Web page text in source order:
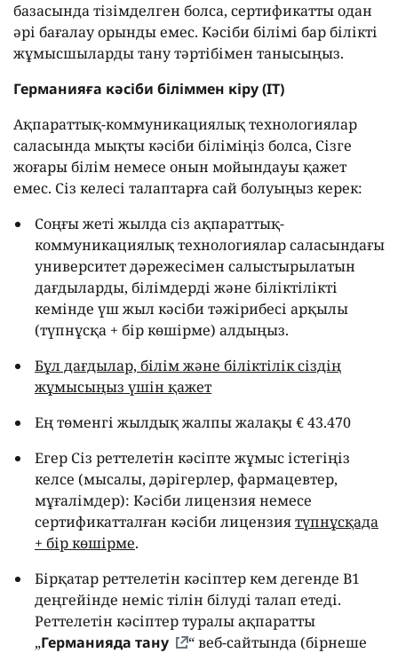
базасында тізімделген болса, сертификатты одан
әрі бағалау орынды емес. Кәсіби білімі бар білікті
жұмысшыларды тану тәртібімен танысыңыз.
Германияға кәсіби біліммен кіру (IT)
Ақпараттық-коммуникациялық технологиялар
саласында мықты кәсіби біліміңіз болса, Сізге
жоғары білім немесе онын мойындауы қажет
емес. Сіз келесі талаптарға сай болуыңыз керек:
Соңғы жеті жылда сіз ақпараттық-
коммуникациялық технологиялар саласындағы
университет дәрежесімен салыстырылатын
дағдыларды, білімдерді және біліктілікті
кемінде үш жыл кәсіби тәжірибесі арқылы
(түпнұсқа + бір көшірме) алдыңыз.
Бұл дағдылар, білім және біліктілік сіздің
жұмысыңыз үшін қажет
Ең төменгі жылдық жалпы жалақы € 43.470
Егер Сіз реттелетін кәсіпте жұмыс істегіңіз
келсе (мысалы, дәрігерлер, фармацевтер,
мұғалімдер): Кәсіби лицензия немесе
сертификатталған кәсіби лицензиятүпнұсқада
+ бір көшірме.
Бірқатар реттелетін кәсіптер кем дегенде B1
деңгейінде неміс тілін білуді талап етеді.
Реттелетін кәсіптер туралы ақпаратты
„Германияда тану
“ веб-сайтында (бірнеше